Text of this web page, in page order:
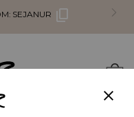
SEJANUR